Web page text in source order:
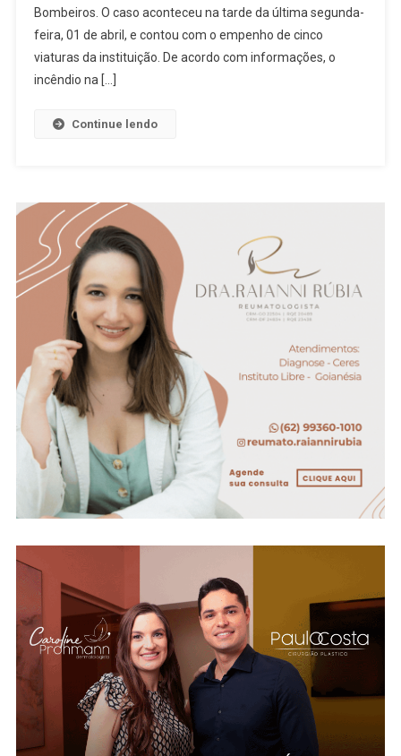
Rialma,
Que
Armazenava
De
Operação
Do
Corpo
De
Bombeiros
Bombeiros. O caso aconteceu na tarde da última segunda-
feira, 01 de abril, e contou com o empenho de cinco
viaturas da instituição. De acordo com informações, o
incêndio na […]
Continue lendo